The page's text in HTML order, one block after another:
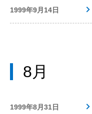
1999年9月14日
8月
1999年8月31日